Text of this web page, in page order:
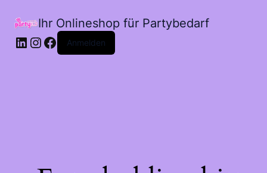
Ihr Onlineshop für Partybedarf
LinkedIn
Instagram
Facebook
Anmelden